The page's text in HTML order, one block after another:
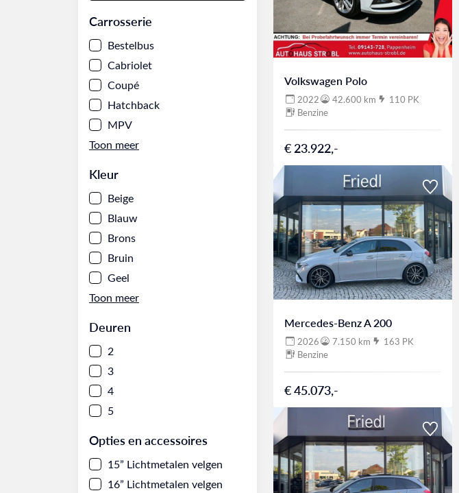
Carrosserie
Bestelbus
Cabriolet
Coupé
Hatchback
MPV
Kleur
Beige
Blauw
Brons
Bruin
Geel
Deuren
2
3
4
5
Opties en accessoires
15” Lichtmetalen velgen
16” Lichtmetalen velgen
Volkswagen Polo
2022 42.600 km
110 PK
Benzine
€ 23.922,-
Mercedes-Benz A 200
2026 7.150 km
163 PK
Benzine
€ 45.073,-